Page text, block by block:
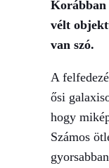
Korábban
vélt
van szó.
A
ősi
hogy
Számos